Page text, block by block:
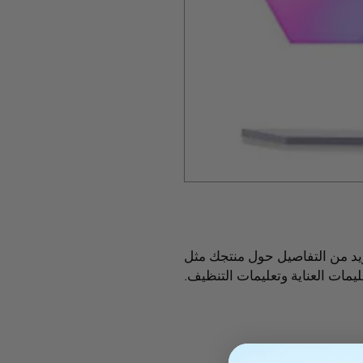
العناية وتعليمات التنظيف.